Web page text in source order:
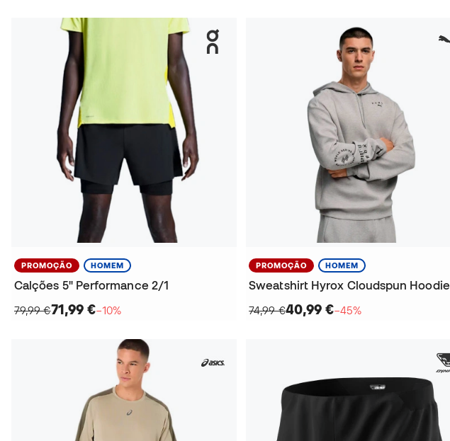
PROMOÇÃO HOMEM
Calções 5" Performance 2/1
79,99 €71,99 €−10%
PROMOÇÃO HOMEM
Sweatshirt Hyrox Cloudspun Hoodie
74,99 €40,99 €−45%